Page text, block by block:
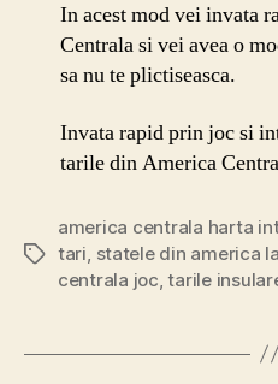
In acest mod vei invata
Centrala si vei avea o
sa nu te plictiseasca.
Invata rapid prin joc si
tarile din America
Etichete
america centrala harta
tari statele din america
centrala joc ,tarile